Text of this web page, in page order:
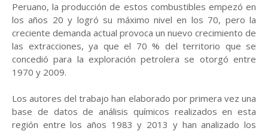
Peruano, la producción de estos combustibles empezó en
los años 20 y logró su máximo nivel en los 70, pero la
creciente demanda actual provoca un nuevo crecimiento de
las extracciones, ya que el 70 % del territorio que se
concedió para la exploración petrolera se otorgó entre
1970 y 2009.
Los autores del trabajo han elaborado por primera vez una
base de datos de análisis químicos realizados en esta
región entre los años 1983 y 2013 y han analizado los